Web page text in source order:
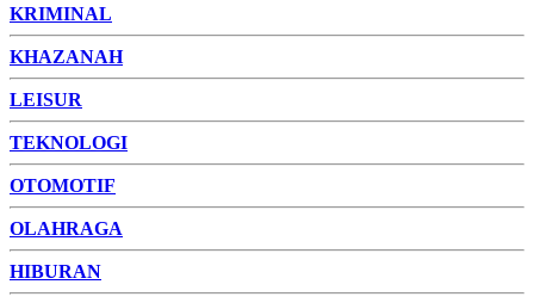
KRIMINAL
KHAZANAH
LEISUR
TEKNOLOGI
OTOMOTIF
OLAHRAGA
HIBURAN